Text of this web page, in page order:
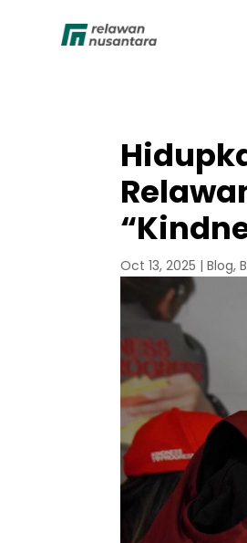
Oct 13, 2025 | Blog,